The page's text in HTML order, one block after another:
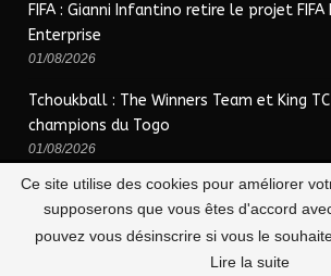
FIFA : Gianni Infantino retire le projet FIFA
Enterprise
01/08/2026
Tchoukball : The Winners Team et King
champions du Togo
01/08/2026
© 2026 - Djena Sport | le sport togolais en un clic !.
Ce site utilise des cookies pour améliorer
supposerons que vous êtes d'accord
pouvez vous désinscrire si vous le
Lire la suite